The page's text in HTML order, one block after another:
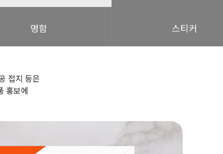
명함 스티커
접지 등은
홍보에